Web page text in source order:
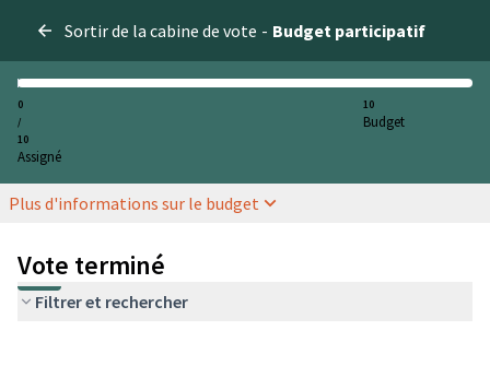
Sortir de la cabine de vote - Budget participatif
0
/
10
Assigné
10
Budget
Plus d'informations sur le budget
Vote terminé
Filtrer et rechercher